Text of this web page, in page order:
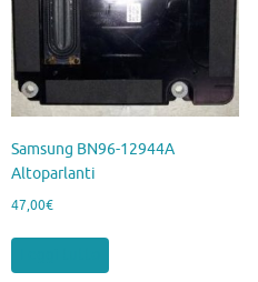
Samsung BN96-12944A
Altoparlanti
47,00€